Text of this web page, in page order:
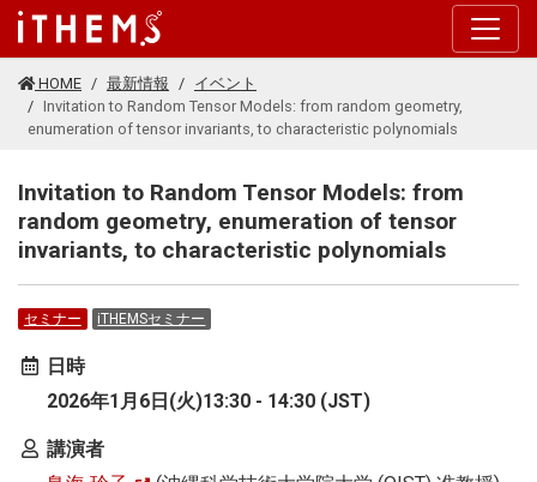
このページの本文に移動する
HOME 最新情報
イベント
Invitation to Random Tensor Models: from random geometry,
enumeration of tensor invariants, to characteristic polynomials
Invitation to Random Tensor Models: from
random geometry, enumeration of tensor
invariants, to characteristic polynomials
セミナー iTHEMSセミナー
日時
2026年1月6日(火)13:30 - 14:30 (JST)
講演者